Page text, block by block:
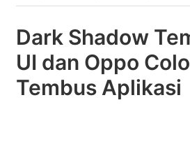
Dark Shadow
UI dan Oppo
Tembus Aplikasi